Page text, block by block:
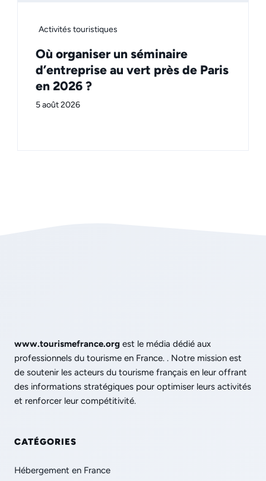
Activités touristiques
Où organiser un séminaire
d’entreprise au vert près de Paris
en 2026 ?
5 août 2026
www.tourismefrance.org est le média dédié aux
professionnels du tourisme en France. . Notre mission est
de soutenir les acteurs du tourisme français en leur offrant
des informations stratégiques pour optimiser leurs activités
et renforcer leur compétitivité.
CATÉGORIES
Hébergement en France